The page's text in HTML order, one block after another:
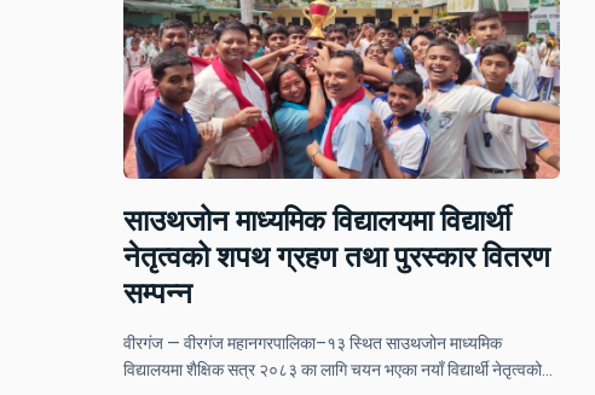
साउथजोन माध्यमिक विद्यालयमा विद्यार्थी
नेतृत्वको शपथ ग्रहण तथा पुरस्कार वितरण
सम्पन्न
वीरगंज — वीरगंज महानगरपालिका–१३ स्थित साउथजोन माध्यमिक
विद्यालयमा शैक्षिक सत्र २०८३ का लागि चयन भएका नयाँ विद्यार्थी नेतृत्वको…